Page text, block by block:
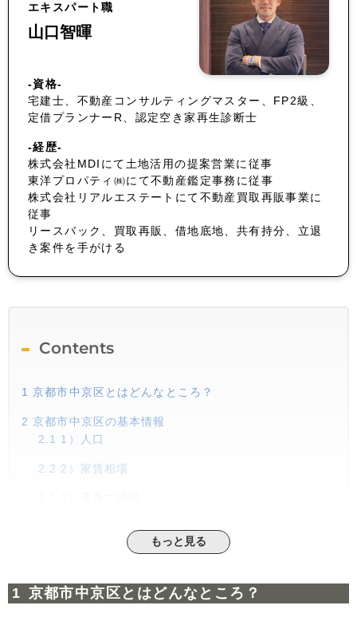
エキスパート職
山口智暉
-資格-
宅建士、不動産コンサルティングマスター、FP2級、
定借プランナーR、認定空き家再生診断士
-経歴-
株式会社MDIにて土地活用の提案営業に従事
東洋プロパティ㈱にて不動産鑑定事務に従事
株式会社リアルエステートにて不動産買取再販事業に
従事
リースバック、買取再販、借地底地、共有持分、立退
き案件を手がける
Contents
1 京都市中京区とはどんなところ？
2 京都市中京区の基本情報
2.1
1）人口
2.2 2）家賃相場
京都市中京区の魅力
①御池エリア
3.3③烏丸エリア
もっと見る
京都市中京区とはどんなところ？